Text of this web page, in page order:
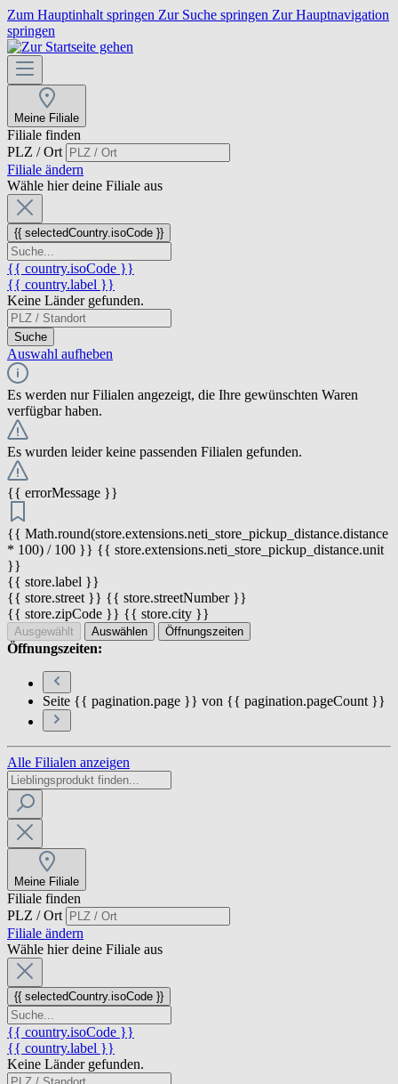
Zum Hauptinhalt springen Zur Suche springen Zur Hauptnavigation
springen
Meine Filiale
Filiale finden
PLZ / Ort
Filiale ändern
Wähle hier deine Filiale aus
{{ selectedCountry.isoCode }}
{{ country.isoCode }}
{{ country.label }}
Keine Länder gefunden.
Suche
Auswahl aufheben
Es werden nur Filialen angezeigt, die Ihre gewünschten Waren
verfügbar haben.
Es wurden leider keine passenden Filialen gefunden.
{{ errorMessage }}
{{ Math.round(store.extensions.neti_store_pickup_distance.distance
* 100) / 100 }} {{ store.extensions.neti_store_pickup_distance.unit
}}
{{ store.label }}
{{ store.street }} {{ store.streetNumber }}
{{ store.zipCode }} {{ store.city }}
Ausgewählt Auswählen Öffnungszeiten
Öffnungszeiten:
Seite {{ pagination.page }} von {{ pagination.pageCount }}
Alle Filialen anzeigen
Meine Filiale
Filiale finden
PLZ / Ort
Filiale ändern
Wähle hier deine Filiale aus
{{ selectedCountry.isoCode }}
{{ country.isoCode }}
{{ country.label }}
Keine Länder gefunden.